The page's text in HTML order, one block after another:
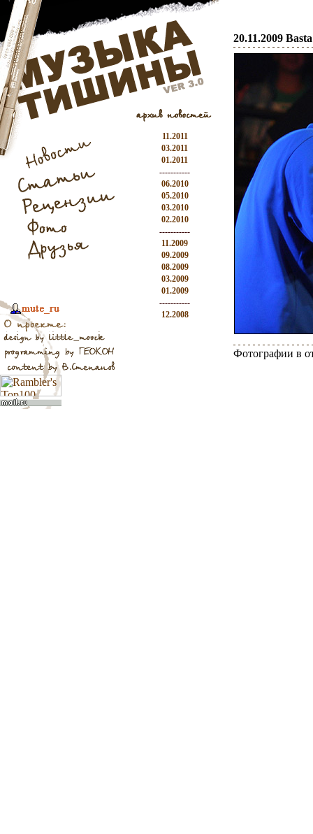
11.2011
03.2011
01.2011
-----------
06.2010
05.2010
03.2010
02.2010
-----------
11.2009
09.2009
08.2009
03.2009
01.2009
-----------
12.2008
20.11.2009
Фотографии в